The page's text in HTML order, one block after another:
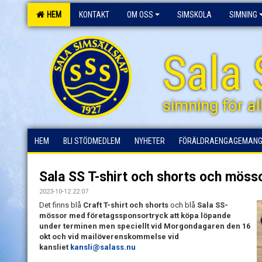
HEM KONTAKT OM OSS SIMSKOLA SIMNING
Sala
simning för
HEM BLI STÖDMEDLEM NYHETER FÖRÄLDRAENGAGEMANG
Sala SS T-shirt och shorts och
2023-10-12 22:07
Det finns blå Craft T-shirt och shorts och blå Sala SS-
mössor med företagssponsortryck att köpa löpande
under terminen men speciellt vid Morgondagaren den 16
okt och vid mailöverenskommelse vid
kansliet kansli@salass.nu